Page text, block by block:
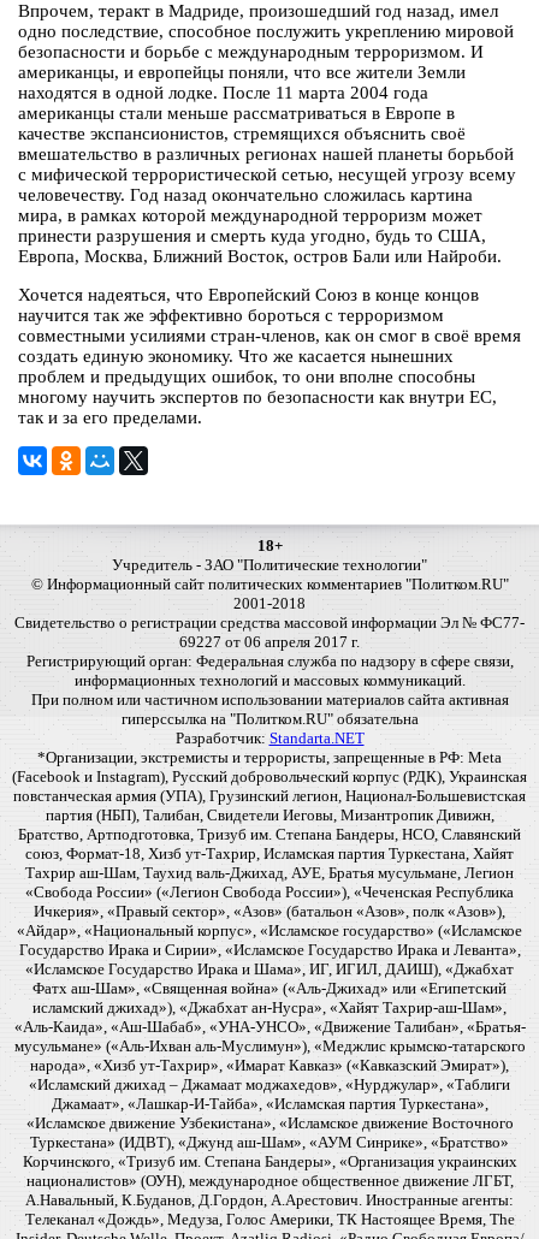
Впрочем, теракт в Мадриде, произошедший год назад, имел
одно последствие, способное послужить укреплению мировой
безопасности и борьбе с международным терроризмом. И
американцы, и европейцы поняли, что все жители Земли
находятся в одной лодке. После 11 марта 2004 года
американцы стали меньше рассматриваться в Европе в
качестве экспансионистов, стремящихся объяснить своё
вмешательство в различных регионах нашей планеты борьбой
с мифической террористической сетью, несущей угрозу всему
человечеству. Год назад окончательно сложилась картина
мира, в рамках которой международной терроризм может
принести разрушения и смерть куда угодно, будь то США,
Европа, Москва, Ближний Восток, остров Бали или Найроби.
Хочется надеяться, что Европейский Союз в конце концов
научится так же эффективно бороться с терроризмом
совместными усилиями стран-членов, как он смог в своё время
создать единую экономику. Что же касается нынешних
проблем и предыдущих ошибок, то они вполне способны
многому научить экспертов по безопасности как внутри ЕС,
так и за его пределами.
18+
Учредитель - ЗАО "Политические технологии"
© Информационный сайт политических комментариев "Политком.RU"
2001-2018
Свидетельство о регистрации средства массовой информации Эл № ФС77-
69227 от 06 апреля 2017 г.
Регистрирующий орган: Федеральная служба по надзору в сфере связи,
информационных технологий и массовых коммуникаций.
При полном или частичном использовании материалов сайта активная
гиперссылка на "Политком.RU" обязательна
Разработчик: Standarta.NET
*Организации, экстремисты и террористы, запрещенные в РФ: Meta
(Facebook и Instagram), Русский добровольческий корпус (РДК), Украинская
повстанческая армия (УПА), Грузинский легион, Национал-Большевистская
партия (НБП), Талибан, Свидетели Иеговы, Мизантропик Дивижн,
Братство, Артподготовка, Тризуб им. Степана Бандеры, НСО, Славянский
союз, Формат-18, Хизб ут-Тахрир, Исламская партия Туркестана, Хайят
Тахрир аш-Шам, Таухид валь-Джихад, АУЕ, Братья мусульмане, Легион
«Свобода России» («Легион Свобода России»), «Чеченская Республика
Ичкерия», «Правый сектор», «Азов» (батальон «Азов», полк «Азов»),
«Айдар», «Национальный корпус», «Исламское государство» («Исламское
Государство Ирака и Сирии», «Исламское Государство Ирака и Леванта»,
«Исламское Государство Ирака и Шама», ИГ, ИГИЛ, ДАИШ), «Джабхат
Фатх аш-Шам», «Священная война» («Аль-Джихад» или «Египетский
исламский джихад»), «Джабхат ан-Нусра», «Хайят Тахрир-аш-Шам»,
«Аль-Каида», «Аш-Шабаб», «УНА-УНСО», «Движение Талибан», «Братья-
мусульмане» («Аль-Ихван аль-Муслимун»), «Меджлис крымско-татарского
народа», «Хизб ут-Тахрир», «Имарат Кавказ» («Кавказский Эмират»),
«Исламский джихад – Джамаат моджахедов», «Нурджулар», «Таблиги
Джамаат», «Лашкар-И-Тайба», «Исламская партия Туркестана»,
«Исламское движение Узбекистана», «Исламское движение Восточного
Туркестана» (ИДВТ), «Джунд аш-Шам», «АУМ Синрике», «Братство»
Корчинского, «Тризуб им. Степана Бандеры», «Организация украинских
националистов» (ОУН), международное общественное движение ЛГБТ,
А.Навальный, К.Буданов, Д.Гордон, А.Арестович. Иностранные агенты:
Телеканал «Дождь», Медуза, Голос Америки, ТК Настоящее Время, The